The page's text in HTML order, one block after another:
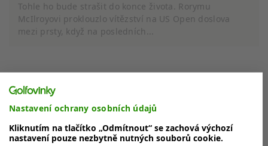
Tohle ho bude strašit do konce života. Rorymu
McIlroyovi proklouzlo vítězství na US Open doslova
mezi prsty, když na posledních...
MOHLO BY VÁS ZAJÍMAT
Nastavení ochrany osobních údajů
Kliknutím na tlačítko „Odmítnout“ se zachová výchozí
nastavení pouze nezbytně nutných souborů cookie.